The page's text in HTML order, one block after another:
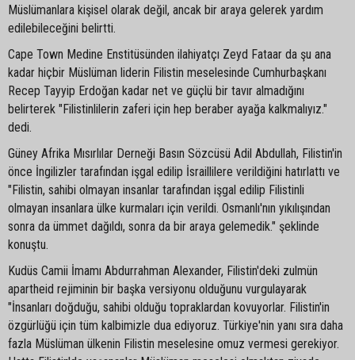
Müslümanlara kişisel olarak değil, ancak bir araya gelerek yardım
edilebileceğini belirtti.
Cape Town Medine Enstitüsünden ilahiyatçı Zeyd Fataar da şu ana
kadar hiçbir Müslüman liderin Filistin meselesinde Cumhurbaşkanı
Recep Tayyip Erdoğan kadar net ve güçlü bir tavır almadığını
belirterek "Filistinlilerin zaferi için hep beraber ayağa kalkmalıyız."
dedi.
Güney Afrika Mısırlılar Derneği Basın Sözcüsü Adil Abdullah, Filistin'in
önce İngilizler tarafından işgal edilip İsraillilere verildiğini hatırlattı ve
"Filistin, sahibi olmayan insanlar tarafından işgal edilip Filistinli
olmayan insanlara ülke kurmaları için verildi. Osmanlı'nın yıkılışından
sonra da ümmet dağıldı, sonra da bir araya gelemedik." şeklinde
konuştu.
Kudüs Camii İmamı Abdurrahman Alexander, Filistin'deki zulmün
apartheid rejiminin bir başka versiyonu olduğunu vurgulayarak
"İnsanları doğduğu, sahibi olduğu topraklardan kovuyorlar. Filistin'in
özgürlüğü için tüm kalbimizle dua ediyoruz. Türkiye'nin yanı sıra daha
fazla Müslüman ülkenin Filistin meselesine omuz vermesi gerekiyor.